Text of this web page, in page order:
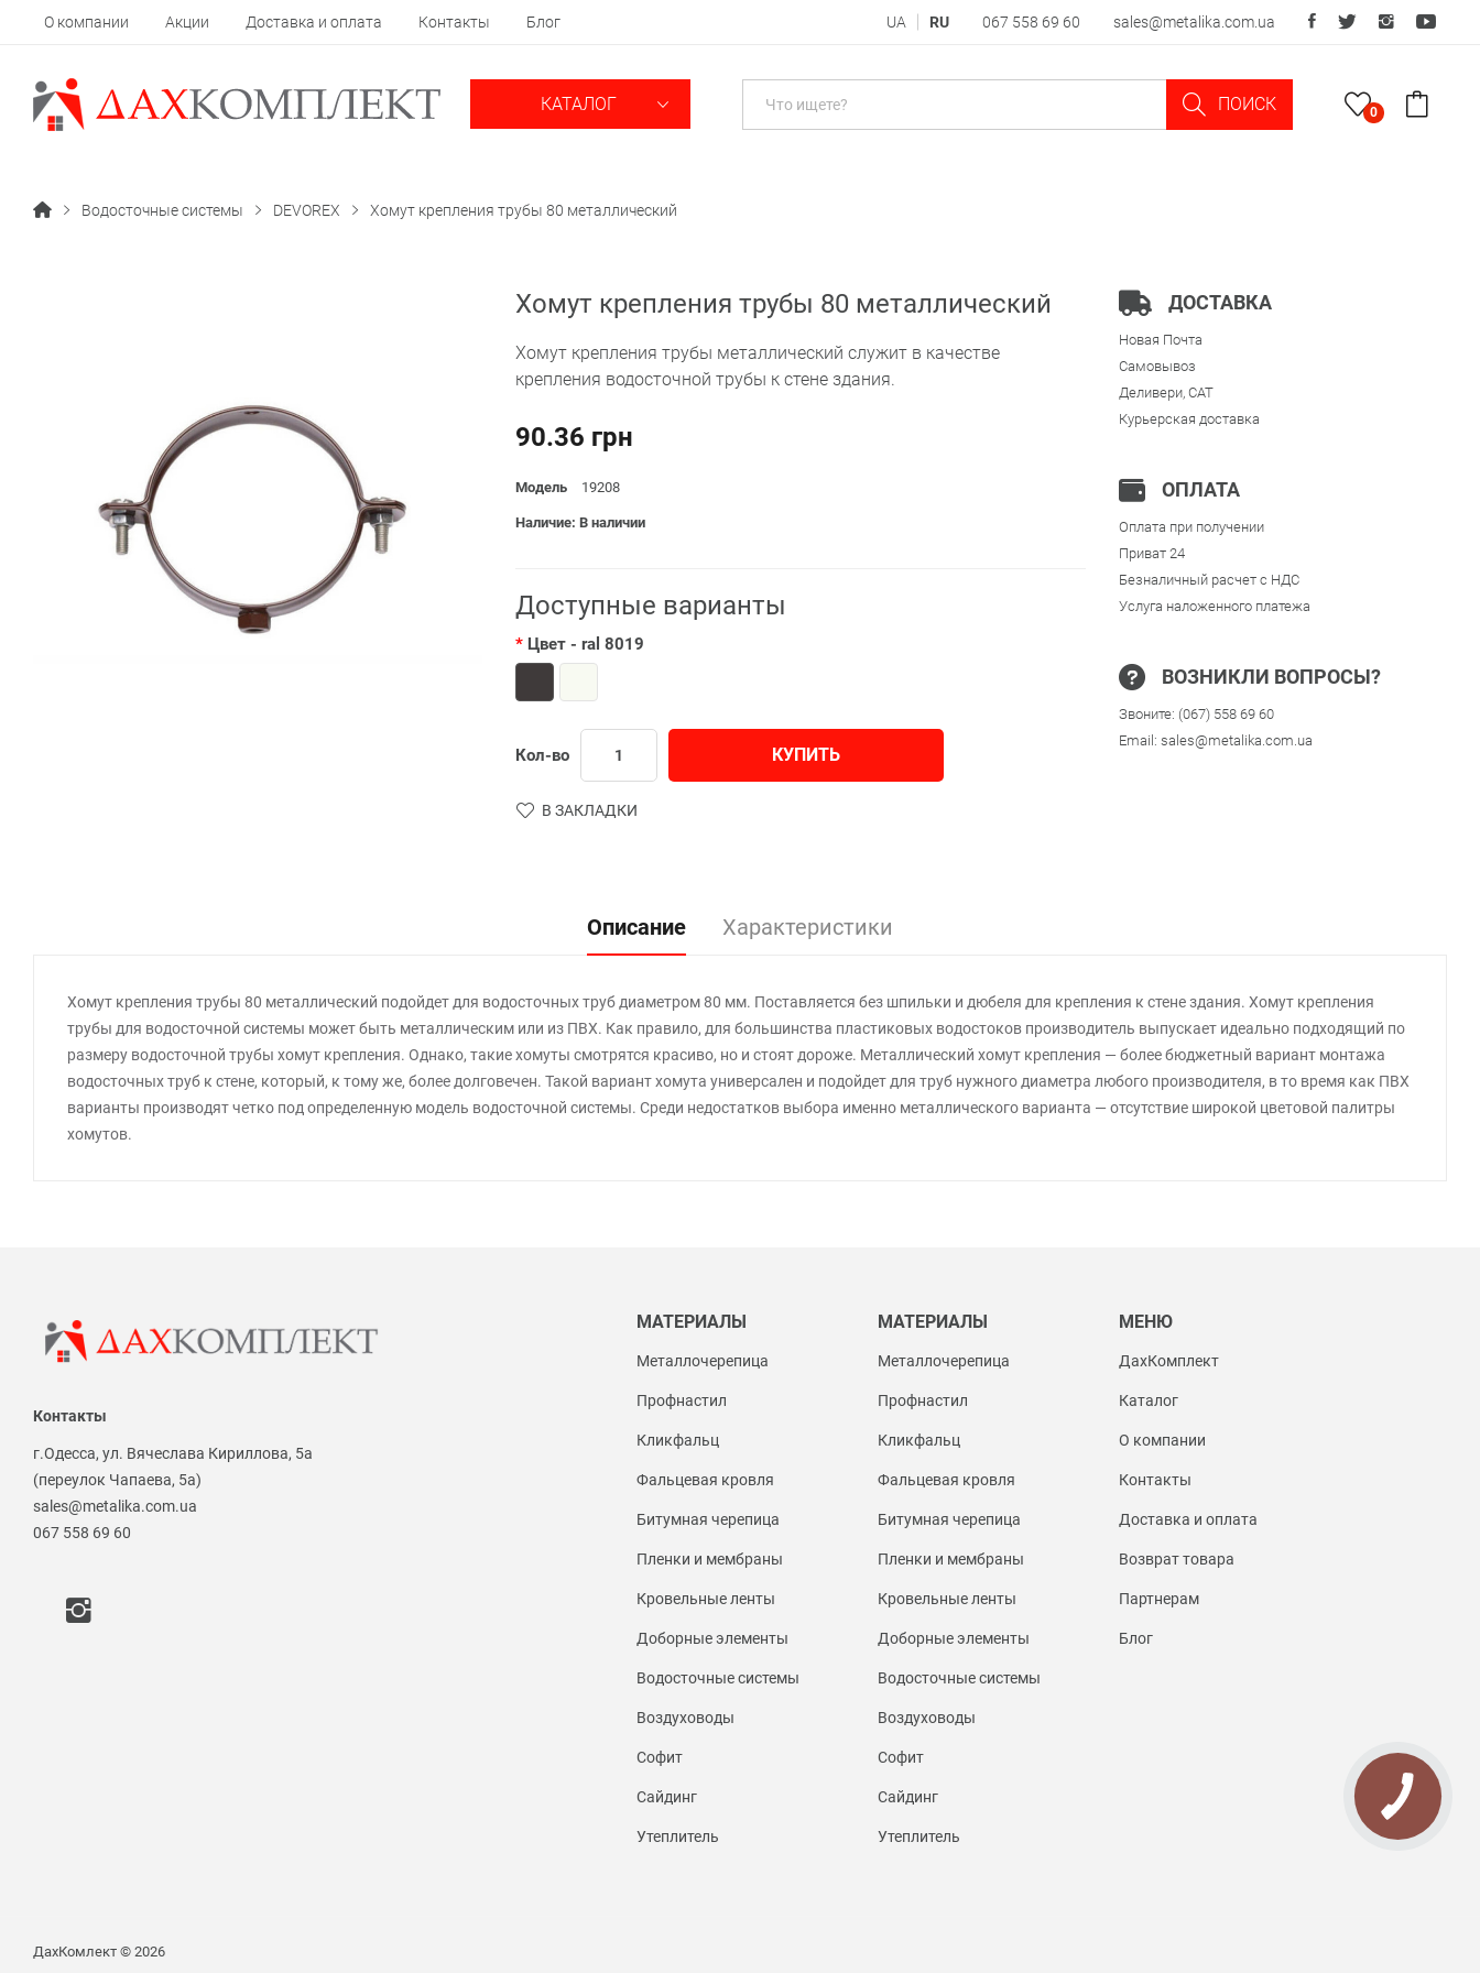
О компании Акции Доставка и оплата Контакты Блог UA RU 067 558 69 60 sales@metalika.com.ua
КАТАЛОГ ПОИСК 0
Водосточные системы DEVOREX Хомут крепления трубы 80 металлический
Хомут крепления трубы 80 металлический
Хомут крепления трубы металлический служит в качестве
крепления водосточной трубы к стене здания.
90.36 грн
Модель 19208
Наличие: В наличии
Доступные варианты
Цвет - ral 8019
Кол-во КУПИТЬ
В ЗАКЛАДКИ
ДОСТАВКА
Новая Почта
Самовывоз
Деливери, CAT
Курьерская доставка
ОПЛАТА
Оплата при получении
Приват 24
Безналичный расчет с НДС
Услуга наложенного платежа
ВОЗНИКЛИ ВОПРОСЫ?
Звоните: (067) 558 69 60
Email: sales@metalika.com.ua
Описание Характеристики
Хомут крепления трубы 80 металлический подойдет для водосточных труб диаметром 80 мм. Поставляется без шпильки и дюбеля для крепления к стене здания. Хомут крепления
трубы для водосточной системы может быть металлическим или из ПВХ. Как правило, для большинства пластиковых водостоков производитель выпускает идеально подходящий по
размеру водосточной трубы хомут крепления. Однако, такие хомуты смотрятся красиво, но и стоят дороже. Металлический хомут крепления — более бюджетный вариант монтажа
водосточных труб к стене, который, к тому же, более долговечен. Такой вариант хомута универсален и подойдет для труб нужного диаметра любого производителя, в то время как ПВХ
варианты производят четко под определенную модель водосточной системы. Среди недостатков выбора именно металлического варианта — отсутствие широкой цветовой палитры
хомутов.
Контакты
г.Одесса, ул. Вячеслава Кириллова, 5а
(переулок Чапаева, 5а)
sales@metalika.com.ua
067 558 69 60
МАТЕРИАЛЫ
Металлочерепица
Профнастил
Кликфальц
Фальцевая кровля
Битумная черепица
Пленки и мембраны
Кровельные ленты
Доборные элементы
Водосточные системы
Воздуховоды
Софит
Сайдинг
Утеплитель
МАТЕРИАЛЫ
Металлочерепица
Профнастил
Кликфальц
Фальцевая кровля
Битумная черепица
Пленки и мембраны
Кровельные ленты
Доборные элементы
Водосточные системы
Воздуховоды
Софит
Сайдинг
Утеплитель
МЕНЮ
ДахКомплект
Каталог
О компании
Контакты
Доставка и оплата
Возврат товара
Партнерам
Блог
ДахКомлект © 2026